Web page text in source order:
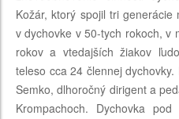
Kožár, ktorý spojil tri generácie
v dychovke v 50-tych rokoch, v
rokov a vtedajších žiakov
teleso cca 24 člennej
Semko, dlhoročný dirigent a
Krompachoch. Dychovka